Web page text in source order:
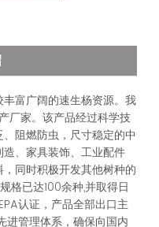
富广阔的速生杨资源。我
厂家。该产品经过科学技
阻燃防虫，尺寸稳定的中
、家具装饰、工业配件
同时积极开发其他树种的
格已达100余种,并取得日
认证，产品全部出口主
进管理体系，确保向国内